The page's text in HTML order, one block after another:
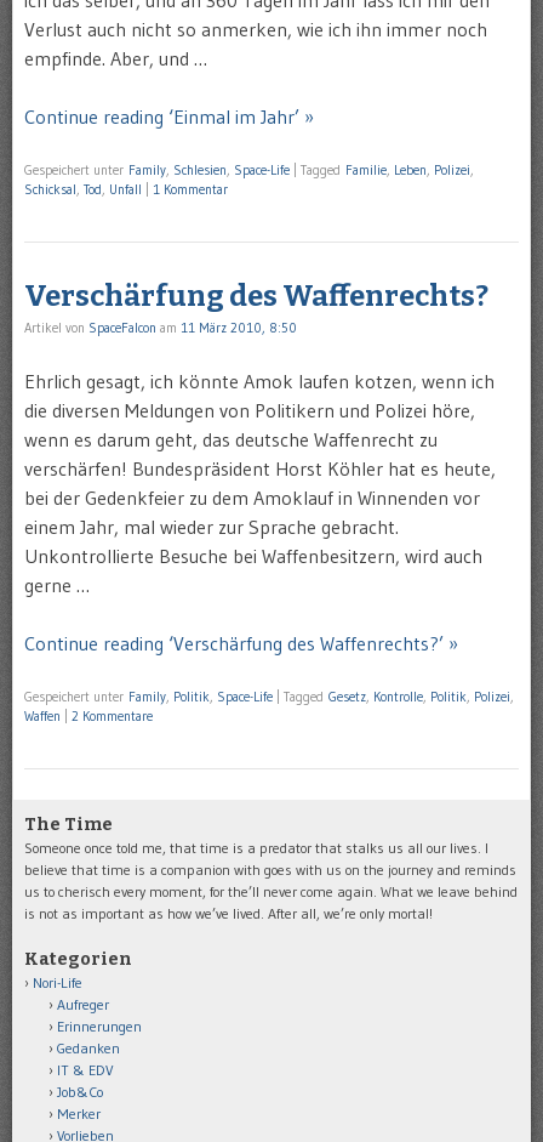
Verlust auch nicht so anmerken, wie ich ihn immer noch
empfinde. Aber, und …
Continue reading ‘Einmal im Jahr’ »
Gespeichert unter Family, Schlesien, Space-Life Tagged Familie, Leben, Polizei,
Schicksal, Tod, Unfall 1 Kommentar
Verschärfung des Waffenrechts?
Artikel von SpaceFalcon am 11 März 2010, 8:50
Ehrlich gesagt, ich könnte Amok laufen kotzen, wenn ich
die diversen Meldungen von Politikern und Polizei höre,
wenn es darum geht, das deutsche Waffenrecht zu
verschärfen! Bundespräsident Horst Köhler hat es heute,
bei der Gedenkfeier zu dem Amoklauf in Winnenden vor
einem Jahr, mal wieder zur Sprache gebracht.
Unkontrollierte Besuche bei Waffenbesitzern, wird auch
gerne …
Continue reading ‘Verschärfung des Waffenrechts?’ »
Gespeichert unter Family Politik Space-Life Tagged Gesetz Kontrolle Politik Polizei
Waffen
2 Kommentare
The Time
Someone once told me, that time is a predator that stalks us all our lives. I
believe that time is a companion with goes with us on the journey and reminds
us to cherisch every moment, for the’ll never come again. What we leave behind
is not as important as how we’ve lived. After all, we’re only mortal!
Kategorien
Nori-Life
Aufreger
Erinnerungen
Gedanken
IT & EDV
Job&Co
Merker
Vorlieben